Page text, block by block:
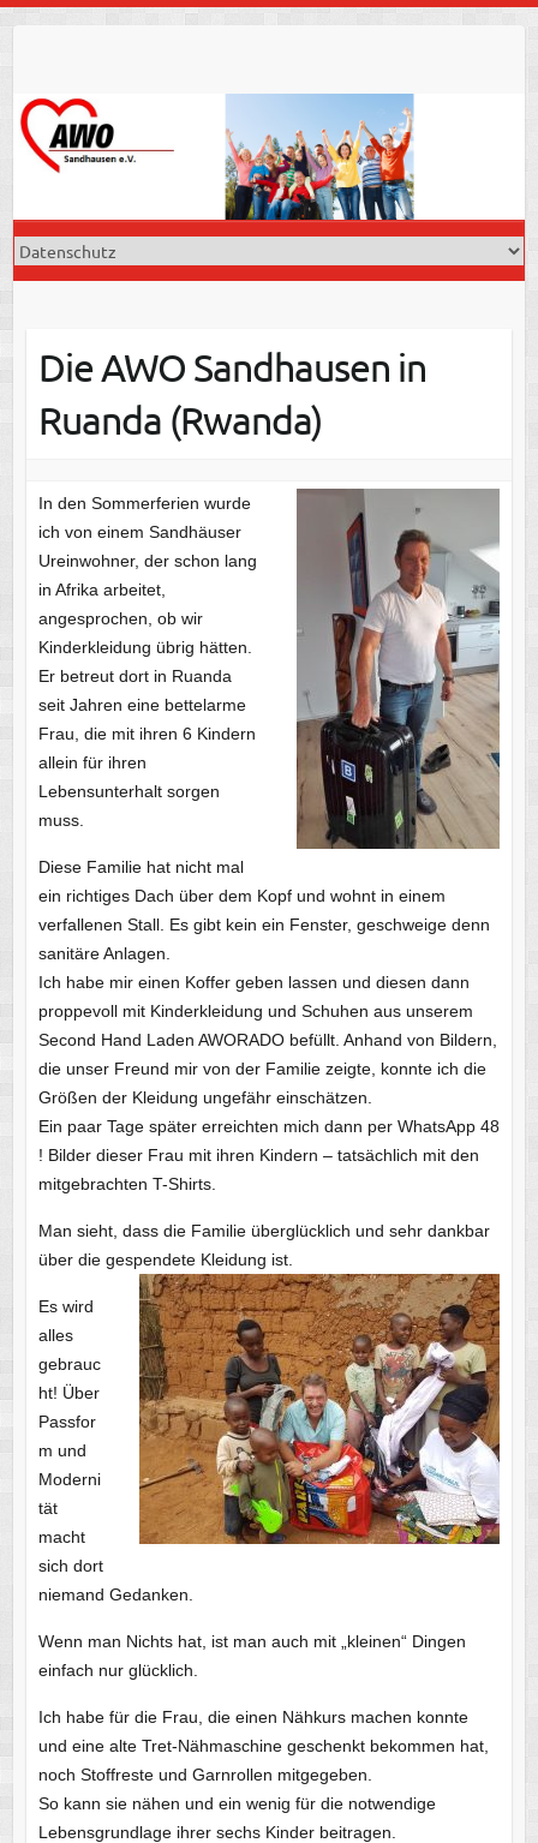
Die AWO Sandhausen in
Ruanda (Rwanda)
In den Sommerferien wurde
ich von einem Sandhäuser
Ureinwohner, der schon lang
in Afrika arbeitet,
angesprochen, ob wir
Kinderkleidung übrig hätten.
Er betreut dort in Ruanda
seit Jahren eine bettelarme
Frau, die mit ihren 6 Kindern
allein für ihren
Lebensunterhalt sorgen
muss.
Diese Familie hat nicht mal
ein richtiges Dach über dem Kopf und wohnt in einem
verfallenen Stall. Es gibt kein ein Fenster, geschweige denn
sanitäre Anlagen.
Ich habe mir einen Koffer geben lassen und diesen dann
proppevoll mit Kinderkleidung und Schuhen aus unserem
Second Hand Laden AWORADO befüllt. Anhand von Bildern,
die unser Freund mir von der Familie zeigte, konnte ich die
Größen der Kleidung ungefähr einschätzen.
Ein paar Tage später erreichten mich dann per WhatsApp 48
! Bilder dieser Frau mit ihren Kindern – tatsächlich mit den
mitgebrachten T-Shirts.
Man sieht, dass die Familie überglücklich und sehr dankbar
über die gespendete Kleidung ist.
Es wird
alles
gebrauc
ht! Über
Passfor
m und
Moderni
tät
macht
sich dort
niemand Gedanken.
Wenn man Nichts hat, ist man auch mit „kleinen“ Dingen
einfach nur glücklich.
Ich habe für die Frau, die einen Nähkurs machen konnte
und eine alte Tret-Nähmaschine geschenkt bekommen hat,
noch Stoffreste und Garnrollen mitgegeben.
So kann sie nähen und ein wenig für die notwendige
Lebensgrundlage ihrer sechs Kinder beitragen.